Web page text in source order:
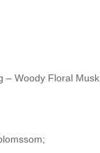
– Woody Floral Musk